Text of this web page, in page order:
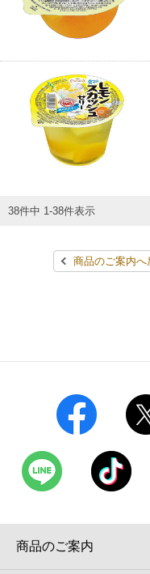
38件中 1-38件表示
商品のご案内へ
商品のご案内